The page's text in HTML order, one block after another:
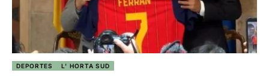
DEPORTES L' HORTA SUD